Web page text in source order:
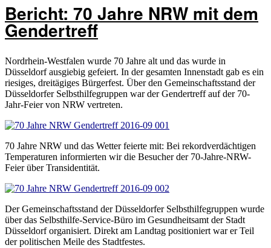
Bericht: 70 Jahre NRW mit dem
Gendertreff
Nordrhein-Westfalen wurde 70 Jahre alt und das wurde in
Düsseldorf ausgiebig gefeiert. In der gesamten Innenstadt gab es ein
riesiges, dreitägiges Bürgerfest. Über den Gemeinschaftsstand der
Düsseldorfer Selbsthilfegruppen war der Gendertreff auf der 70-
Jahr-Feier von NRW vertreten.
70 Jahre NRW und das Wetter feierte mit: Bei rekordverdächtigen
Temperaturen informierten wir die Besucher der 70-Jahre-NRW-
Feier über Transidentität.
Der Gemeinschaftsstand der Düsseldorfer Selbsthilfegruppen wurde
über das Selbsthilfe-Service-Büro im Gesundheitsamt der Stadt
Düsseldorf organisiert. Direkt am Landtag positioniert war er Teil
der politischen Meile des Stadtfestes.